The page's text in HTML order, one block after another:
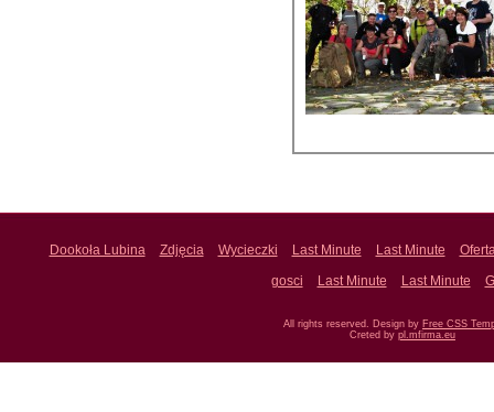
Dookoła Lubina Zdjęcia Wycieczki Last Minute Last Minute
gosci
Last Minute Last Minute
All rights reserved. Design by Free CSS
Creted by pl.mfirma.eu